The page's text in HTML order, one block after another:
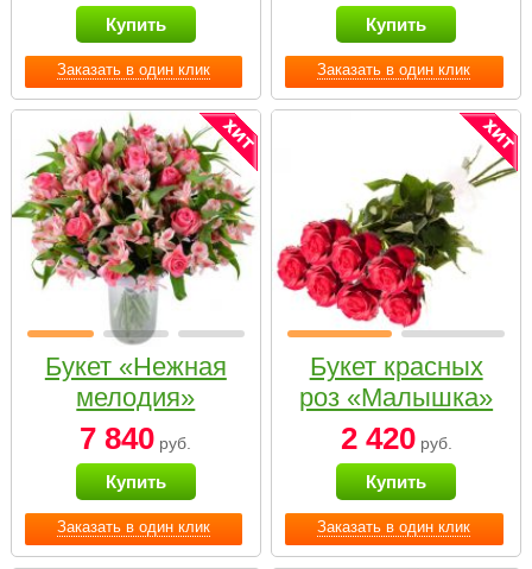
Заказать в один клик
Купить
Заказать в один клик
Купить
Заказать в один клик
Букет «Нежная
мелодия»
7 840 руб.
Купить
Заказать в один клик
Букет красных
роз «Малышка»
2 420руб.
Купить